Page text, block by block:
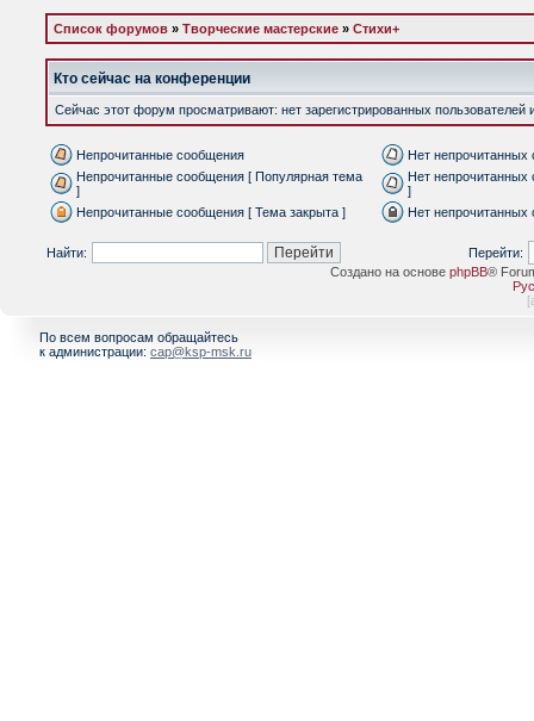
Список форумов » Творческие мастерские » Стихи+
Кто сейчас на конференции
Сейчас этот форум просматривают: нет зарегистрированных пользователей
Непрочитанные сообщения
Нет непрочитанных
Непрочитанные сообщения [ Популярная тема
]
Нет
]
Непрочитанные сообщения [ Тема закрыта ]
Нет непрочитанных
Найти:
Перейти:
Создано на основе phpBB®
[
По всем вопросам обращайтесь
к администрации: cap@ksp-msk.ru